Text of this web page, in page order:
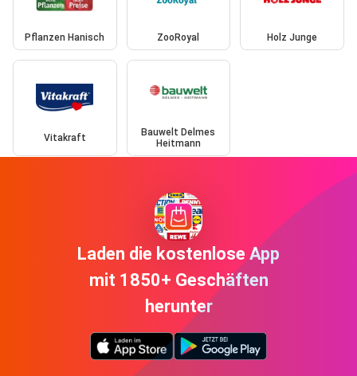
Pflanzen Hanisch ZooRoyal Holz Junge
Vitakraft
Bauwelt Delmes
Heitmann
Laden die kostenlose App
mit 1850+ Geschäften
herunter